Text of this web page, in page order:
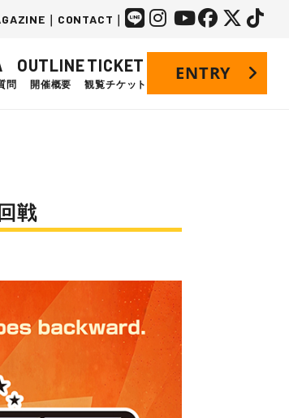
｜ CONTACT ｜
問
OUTLINE
開催概要
TICKET
観覧チケット
ENTRY
戦